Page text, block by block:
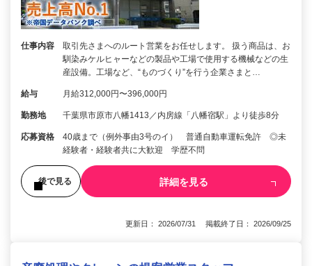
仕事内容
取引先さまへのルート営業をお任せします。 扱う商品は、お
馴染みケルヒャーなどの製品や工場で使用する機械などの生
産設備。工場など、“ものづくり”を行う企業さまと…
給与 月給312,000円〜396,000円
勤務地 千葉県市原市八幡1413／内房線「八幡宿駅」より徒歩8分
応募資格
40歳まで（例外事由3号のイ） 普通自動車運転免許 ◎未
経験者・経験者共に大歓迎 学歴不問
後で見る 詳細を見る
更新日： 2026/07/31 掲載終了日： 2026/09/25